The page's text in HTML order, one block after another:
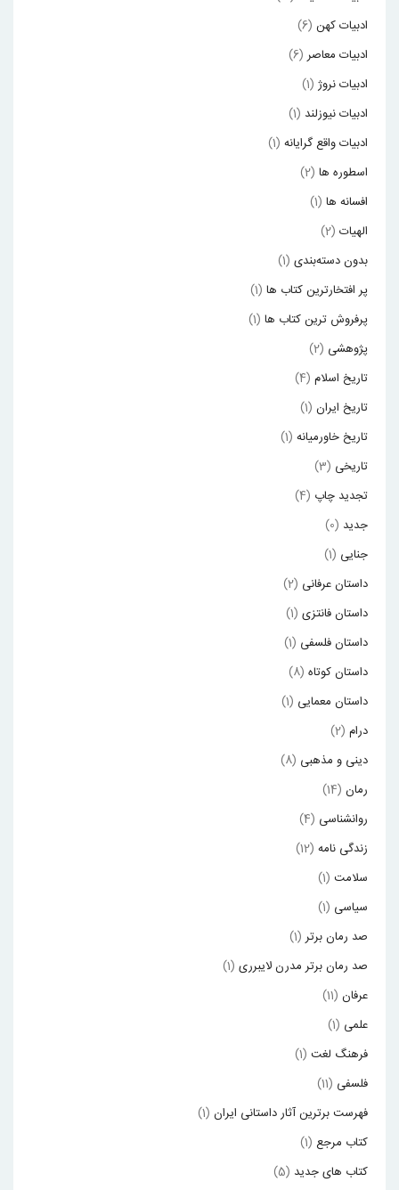
ادبیات کهن (6)
ادبیات معاصر (6)
ادبیات نروژ (1)
ادبیات نیوزلند (1)
ادبیات واقع گرایانه (1)
اسطوره ها (2)
افسانه ها (1)
الهیات (2)
بدون دسته‌بندی (1)
پر افتخارترین کتاب ها (1)
پرفروش ترین کتاب ها (1)
پژوهشی (2)
تاریخ اسلام (4)
تاریخ ایران (1)
تاریخ خاورمیانه (1)
تاریخی (3)
تجدید چاپ (4)
جدید (0)
جنایی (1)
داستان عرفانی (2)
داستان فانتزی (1)
داستان فلسفی (1)
داستان کوتاه (8)
داستان معمایی (1)
درام (2)
دینی و مذهبی (8)
رمان (14)
روانشناسی (4)
زندگی نامه (12)
سلامت (1)
سیاسی (1)
صد رمان برتر (1)
صد رمان برتر مدرن لایبرری (1)
عرفان (11)
علمی (1)
فرهنگ لغت (1)
فلسفی (11)
فهرست برترین آثار داستانی ایران (1)
کتاب مرجع (1)
کتاب های جدید (5)